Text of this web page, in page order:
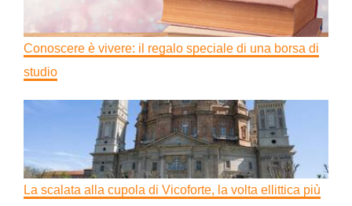
Conoscere è vivere: il regalo speciale di una borsa di
studio
La scalata alla cupola di Vicoforte, la volta ellittica più